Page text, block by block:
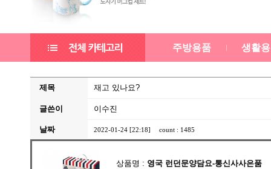
주방용품 생활
제목 재고 있나요?
글쓴이 이수진
날짜 2022-01-24 [22:18] count : 1485
상품명 : 영국 런던문양담요-통신사사은품